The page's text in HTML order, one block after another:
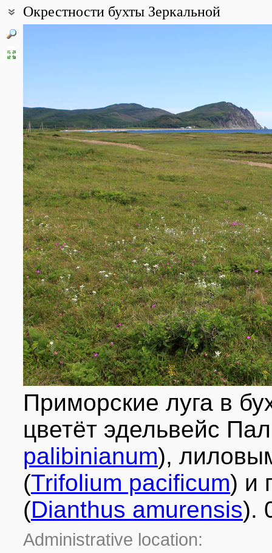
Окрестности бухты Зеркальной
Приморские луга в
цветёт эдельвейс
palibinianum),
(Trifolium pacificum) и
(Dianthus amurensis).
Administrative location: